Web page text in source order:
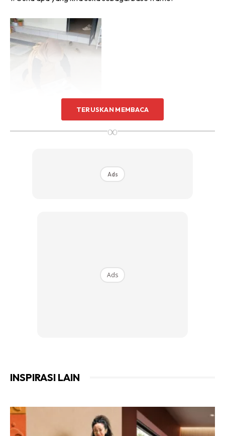
untuk kediaman anda.
Rahsia dari IMPIANA, download sekarang di
2. Bancuhkan air + gam lebihkan gam.
Ads
TERUSKAN MEMBACA
∞
Ads
Ads
INSPIRASI LAIN